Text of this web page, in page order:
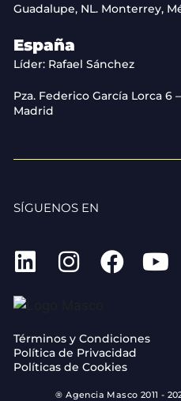
Guadalupe, NL. Monterrey,
España
Líder: Rafael Sánchez
Pza. Federico García Lorca 6
Madrid
SÍGUENOS EN
Términos y Condiciones
Política de Privacidad
Políticas de Cookies
® Agencia Masco 2011 -